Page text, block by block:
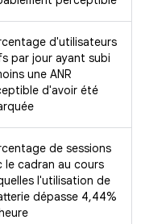
d'utilisateurs
par jour ayant subi
une ANR
d'avoir été
de sessions
le cadran au cours
l'utilisation de
dépasse 4,44%